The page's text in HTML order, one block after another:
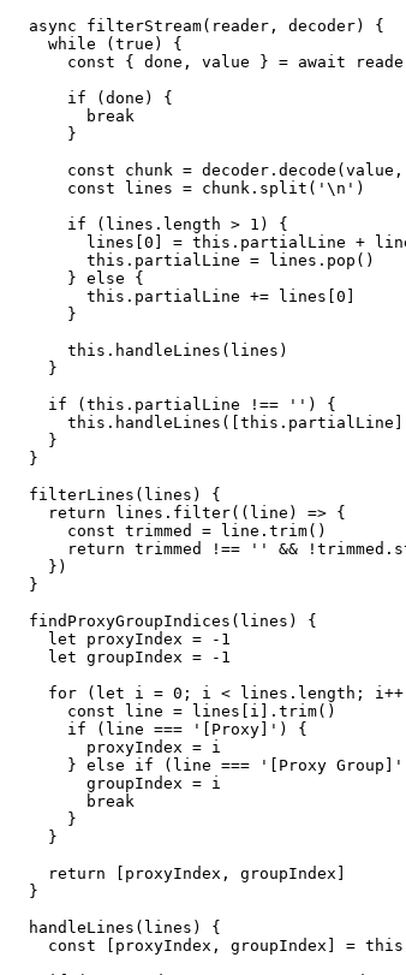
  async
filterStream( reader , decoder) {
    while
(true ) {
      const
{ done , value } = await
      if
(done) {
        break
      }
      const
chunk = decoder. decode
      const
lines = chunk. split ( ' \n ' )
      if
(lines. length > 1 ) {
        lines[
0 ] = this .partialLine +
        this
.partialLine = lines. pop ()
      }
else {
        this
.partialLine += lines[0 ]
      }
      this
. handleLines (lines)
    }
    if
(this .partialLine !== '' ) {
      this
. handleLines ([this
    }
  }
  filterLines
( lines ) {
    return
lines. filter(( line ) => {
      const
trimmed = line. trim()
      return
trimmed !== '' && ! trimmed.
    })
  }
  findProxyGroupIndices
( lines ) {
    let
proxyIndex = - 1
    let
groupIndex = - 1
    for
( let i = 0 ; i < lines. length ; i ++
      const
line = lines[i]. trim()
      if
(line === '[Proxy]' ) {
        proxyIndex
= i
      }
else if (line === '[Proxy Group]'
        groupIndex
= i
        break
      }
    }
    return
[proxyIndex, groupIndex]
  }
  handleLines
( lines ) {
    const
[ proxyIndex , groupIndex ] = this